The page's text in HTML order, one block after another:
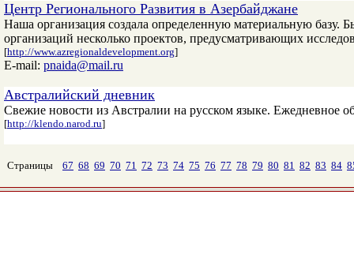
Центр Регионального Развития в Азербайджане
Наша организация создала определенную материальную базу.
организаций несколько проектов, предусматривающих
[http://www.azregionaldevelopment.org]
E-mail: pnaida@mail.ru
Австралийский дневник
Свежие новости из Австралии на русском языке. Ежедневное
[http://klendo.narod.ru]
Страницы 67 68 69 70 71 72 73 74 75 76 77 78 79 80 81 82 83 84